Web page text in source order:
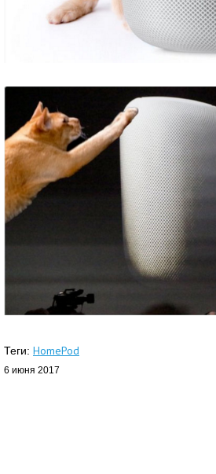
Теги: HomePod
6 июня 2017